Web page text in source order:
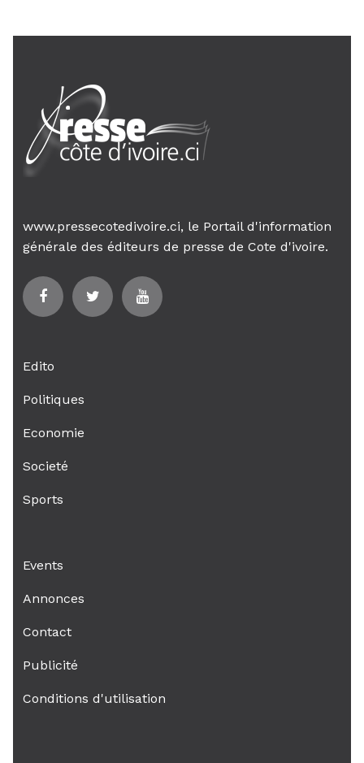
www.pressecotedivoire.ci, le Portail d'information
générale des éditeurs de presse de Cote d'ivoire.
Edito
Politiques
Economie
Societé
Sports
Events
Annonces
Contact
Publicité
Conditions d'utilisation